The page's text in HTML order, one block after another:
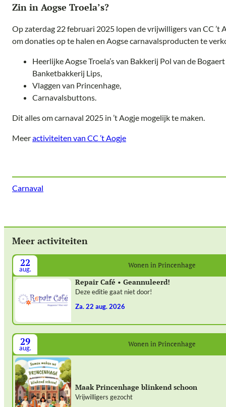
Zin in Aogse Troela’s?
Op zaterdag 22 februari 2025 lopen de vrijwilligers van CC ’t
om donaties op te halen en Aogse carnavalsproducten te
Heerlijke Aogse Troela’s van Bakkerij Pol van de
Banketbakkerij Lips,
Vlaggen van Princenhage,
Carnavalsbuttons.
Dit alles om carnaval 2025 in ’t Aogje mogelijk te maken.
Meeractiviteiten van CC ’t Aogje
Carnaval
Meer activiteiten
22
aug. Wonen in Princenhage
Repair Café • Geannuleerd!
Deze editie gaat niet door!
za. 22 aug. 2026
29
aug. Wonen in Princenhage
Maak Princenhage blinkend schoon
Vrijwilligers gezocht